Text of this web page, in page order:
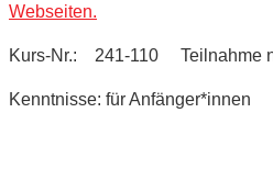
Webseiten.
Kurs-Nr.: 241-110 Teilnahme
Kenntnisse: für Anfänger*innen